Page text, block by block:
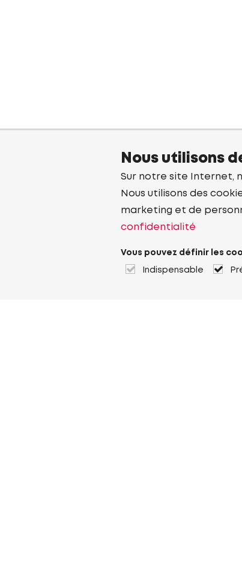
Nous utilisons
Sur notre site Internet,
Nous utilisons des
marketing et de
confidentialité
Vous pouvez définir les
Indispensable